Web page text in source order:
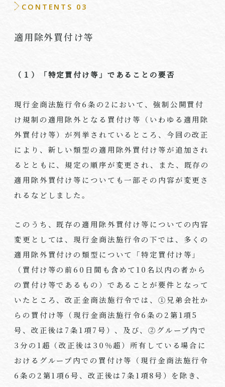
CONTENTS 03
適用除外買付け等
（１）「特定買付け等」であることの要否
現行金商法施行令6条の2において、強制公開買付
け規制の適用除外となる買付け等（いわゆる適用除
外買付け等）が列挙されているところ、今回の改正
により、新しい類型の適用除外買付け等が追加され
るとともに、規定の順序が変更され、また、既存の
適用除外買付け等についても一部その内容が変更さ
れるなどしました。
このうち、既存の適用除外買付け等についての内容
変更としては、現行金商法施行令の下では、多くの
適用除外買付けの類型について「特定買付け等」
（買付け等の前60日間も含めて10名以内の者から
の買付け等であるもの）であることが要件となって
いたところ、改正金商法施行令では、①兄弟会社か
らの買付け等（現行金商法施行令6条の2第1項5
号、改正後は7条1項7号）、及び、②グループ内で
3分の1超（改正後は30％超）所有している場合に
おけるグループ内での買付け等（現行金商法施行令
6条の2第1項6号、改正後は7条1項8号）を除き、